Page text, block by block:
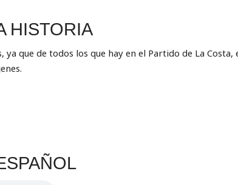
HISTORIA
que de todos los que hay en el Partido de La Costa,